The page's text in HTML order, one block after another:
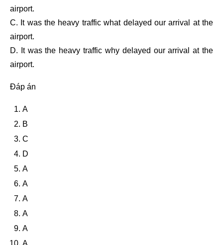
airport.
C. It was the heavy traffic what delayed our arrival at the
airport.
D. It was the heavy traffic why delayed our arrival at the
airport.
Đáp án
A
B
C
D
A
A
A
A
A
A